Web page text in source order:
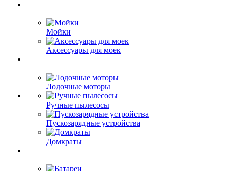
Мойки
Аксессуары для моек
Лодочные моторы
Ручные пылесосы
Пускозарядные устройства
Домкраты